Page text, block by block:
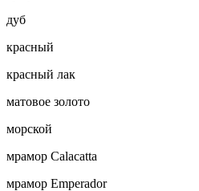
дуб
красный
красный лак
матовое золото
морской
мрамор Calacatta
мрамор Emperador